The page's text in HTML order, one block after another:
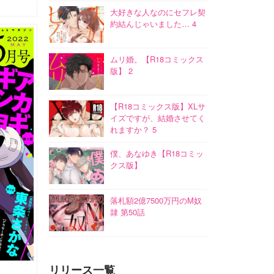
大好きな人なのにセフレ契
約結んじゃいました… 4
ムリ婚。【R18コミックス
版】 2
【R18コミックス版】XLサ
イズですが、結婚させてく
れますか？ 5
僕、あなゆき【R18コミッ
クス版】
落札額2億7500万円のM奴
隷 第50話
リリース一覧